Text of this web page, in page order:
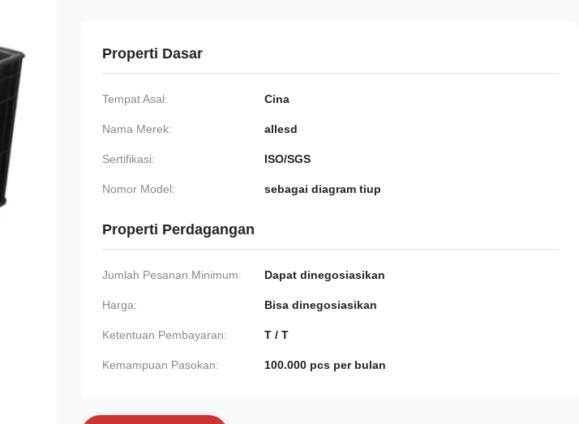
Properti Dasar
Tempat Asal: Cina
Nama Merek: allesd
Sertifikasi: ISO/SGS
Nomor Model: sebagai diagram tiup
Properti Perdagangan
Jumlah Pesanan Minimum: Dapat dinegosiasikan
Harga: Bisa dinegosiasikan
Ketentuan Pembayaran: T / T
Kemampuan Pasokan: 100.000 pcs per bulan